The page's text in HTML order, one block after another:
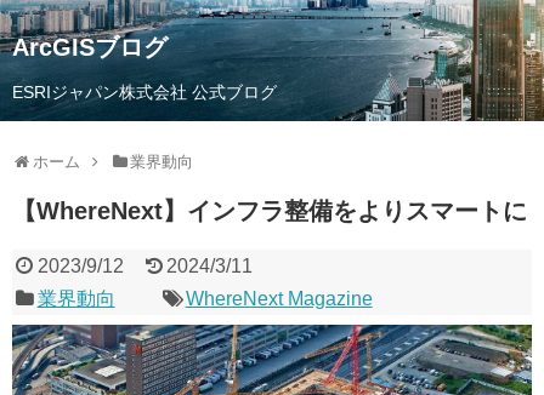
ArcGISブログ
ESRIジャパン株式会社 公式ブログ
ホーム 業界動向
【WhereNext】インフラ整備をよりスマートに
2023/9/12
2024/3/11
業界動向
WhereNext Magazine